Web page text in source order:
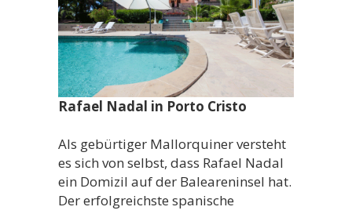
Rafael Nadal in Porto Cristo
Als gebürtiger Mallorquiner versteht
es sich von selbst, dass Rafael Nadal
ein Domizil auf der Baleareninsel hat.
Der erfolgreichste spanische